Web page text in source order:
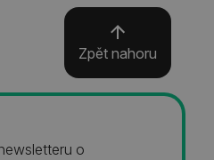
Zpět nahoru
o